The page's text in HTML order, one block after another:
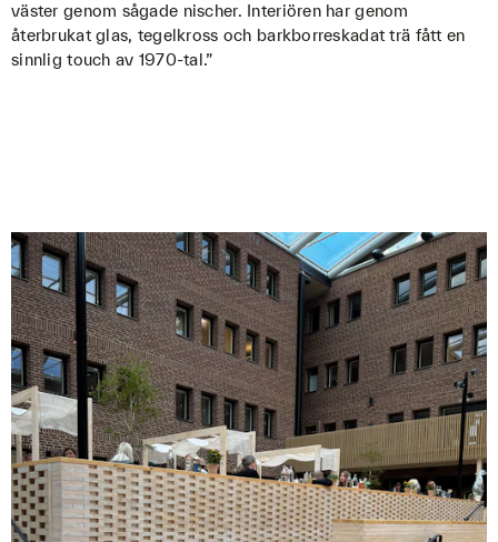
väster genom sågade nischer. Interiören har genom
återbrukat glas, tegelkross och barkborreskadat trä fått en
sinnlig touch av 1970-tal.”